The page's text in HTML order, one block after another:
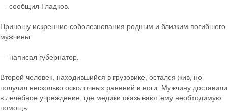
— сообщил Гладков.
Приношу искренние соболезнования родным и близким погибшего
мужчины
— написал губернатор.
Второй человек, находившийся в грузовике, остался жив, но
получил несколько осколочных ранений в ноги. Мужчину доставили
в лечебное учреждение, где медики оказывают ему необходимую
помощь.